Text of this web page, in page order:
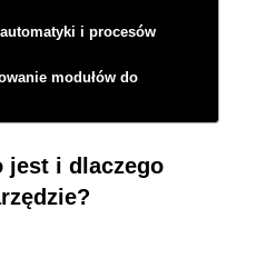
i procesów
modułów do
jest i dlaczego